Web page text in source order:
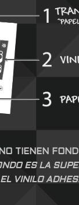
TIENEN
ES LA
VINILO